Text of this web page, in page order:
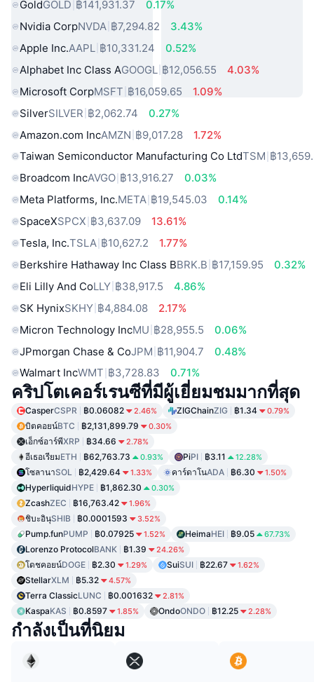
GoldGOLD ฿141,931.37
0.17%
Nvidia CorpNVDA ฿7,294.82
3.43%
Apple Inc.AAPL ฿10,331.24
0.52%
Alphabet Inc Class AGOOGL ฿12,056.55
4.03%
Microsoft CorpMSFT ฿16,059.65
1.09%
SilverSILVER ฿2,062.74
0.27%
Amazon.com IncAMZN ฿9,017.28
1.72%
Taiwan Semiconductor Manufacturing Co LtdTSM ฿
Broadcom IncAVGO ฿13,916.27
0.03%
Meta Platforms, Inc.META ฿19,545.03
0.14%
SpaceXSPCX ฿3,637.09
13.61%
Tesla, Inc.TSLA ฿10,627.2
1.77%
Berkshire Hathaway Inc Class BBRK.B ฿17,159.95
0.32%
Eli Lilly And CoLLY ฿38,917.5
4.86%
SK HynixSKHY ฿4,884.08
2.17%
Micron Technology IncMU ฿28,955.5
0.06%
JPmorgan Chase & CoJPM ฿11,904.7
0.48%
Walmart IncWMT ฿3,728.83 0.71%
คริปโตเคอร์เรนซีที่มีผู้เยี่ยมชมมากที่สุด
CasperCSPR ฿0.06082 2.46% ZIGChainZIG ฿1.34 0.79%
บิตคอยน์BTC ฿2,131,899.79 0.30%
เอ็กซ์อาร์พีXRP ฿34.66 2.78%
อีเธอเรียมETH ฿62,763.73 0.93% PiPI ฿3.11 12.28%
โซลานาSOL ฿2,429.64 1.33% คาร์ดาโนADA ฿6.30 1.50%
HyperliquidHYPE ฿1,862.30 0.30%
ZcashZEC ฿16,763.42 1.96%
ชิบะอินุSHIB ฿0.0001593 3.52%
Pump.funPUMP ฿0.07925 1.52% HeimaHEI ฿9.05 67.73%
Lorenzo ProtocolBANK ฿1.39 24.26%
โดชคอยน์DOGE ฿2.30 1.29% SuiSUI ฿22.67 1.62%
StellarXLM ฿5.32 4.57%
Terra ClassicLUNC ฿0.001632 2.81%
KaspaKAS ฿0.8597 1.85% OndoONDO ฿12.25 2.28%
กำลังเป็นที่นิยม